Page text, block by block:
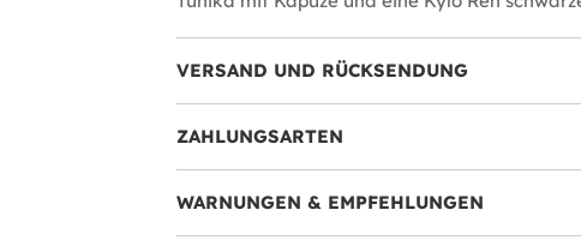
VERSAND UND RÜCKSENDUNG
ZAHLUNGSARTEN
WARNUNGEN & EMPFEHLUNGEN